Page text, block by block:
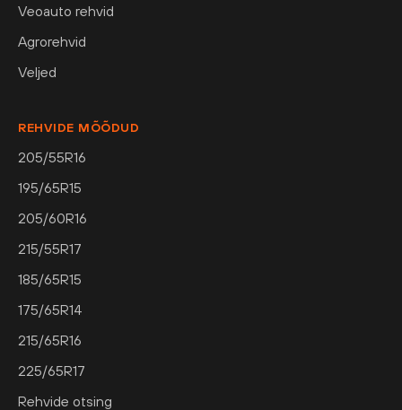
Veoauto rehvid
Agrorehvid
Veljed
REHVIDE MÕÕDUD
205/55R16
195/65R15
205/60R16
215/55R17
185/65R15
175/65R14
215/65R16
225/65R17
Rehvide otsing